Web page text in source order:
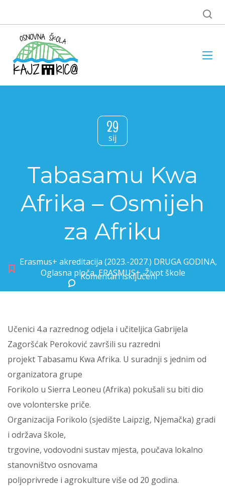
29
sij
Tabasamu Kwa
Afrika – Osmijeh
za Afriku
Erasmus+ akreditacija (2023.-2027.) DRUGA GODINA,
Oglasna ploča,ERASMUS+,Život škole
Komentari isključeniza Tabasamu Kwa Afrika – Osmijeh za Afriku
Učenici 4.a razrednog odjela i učiteljica Gabrijela
Zagoršćak Peroković završili su razredni
projekt Tabasamu Kwa Afrika. U suradnji s jednim od
organizatora grupe
Forikolo u Sierra Leoneu (Afrika) pokušali su biti dio
ove volonterske priče.
Organizacija Forikolo (sjedište Laipzig, Njemačka) gradi
i održava škole,
trgovine, vodovodni sustav mjesta, poučava lokalno
stanovništvo osnovama
poljoprivrede i agrokulture više od 20 godina.